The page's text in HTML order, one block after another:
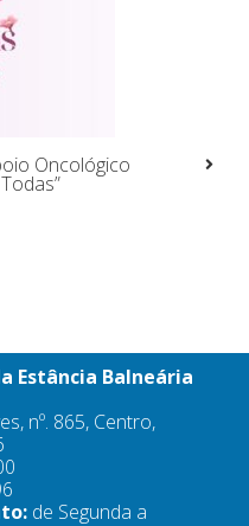
Oncológico
Estância Balneária
nº. 865, Centro,
de Segunda a